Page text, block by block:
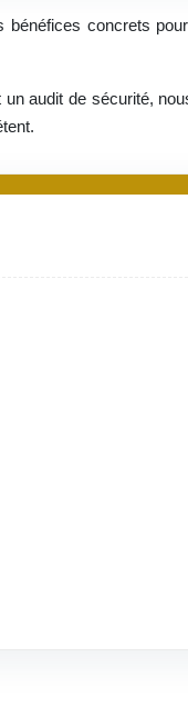
concrets
audit de sécurité,